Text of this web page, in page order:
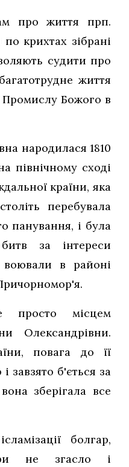
про життя прп.
крихтах зібрані
судити про
життя
Промислу Божого в
народилася 1810
північному сході
країни, яка
перебувала
панування, і була
за інтереси
в районі
просто місцем
Олександрівни.
повага до її
завзято б'ється за
зберігала все
болгар,
не згасло і